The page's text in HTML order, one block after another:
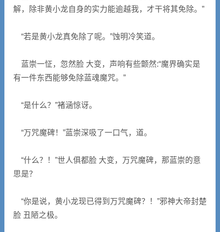
解，除非黄小龙自身的实力能逾越我，才干将其免除。”
“若是黄小龙真免除了呢。”蚀明冷笑道。
蓝崇一怔，忽然脸 大变，声响有些颤然:“魔界确实是
有一件东西能够免除蓝魂魔咒。”
“是什么？”褚涵惊讶。
“万咒魔碑！”蓝崇深吸了一口气，道。
“什么？！”世人俱都脸 大变，万咒魔碑，那蓝崇的意
思是？
“你是说，黄小龙现已得到万咒魔碑？！”邪神大帝封楚
脸 丑陋之极。